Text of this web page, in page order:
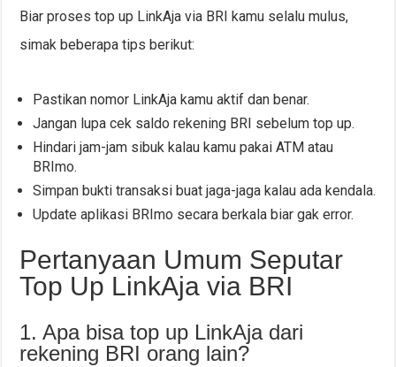
Biar proses top up LinkAja via BRI kamu selalu mulus,
simak beberapa tips berikut:
Pastikan nomor LinkAja kamu aktif dan benar.
Jangan lupa cek saldo rekening BRI sebelum top up.
Hindari jam-jam sibuk kalau kamu pakai ATM atau
BRImo.
Simpan bukti transaksi buat jaga-jaga kalau ada kendala.
Update aplikasi BRImo secara berkala biar gak error.
Pertanyaan Umum Seputar
Top Up LinkAja via BRI
1. Apa bisa top up LinkAja dari
rekening BRI orang lain?